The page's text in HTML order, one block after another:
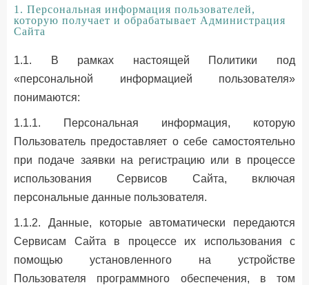
1. Персональная информация пользователей,
которую получает и обрабатывает Администрация
Сайта
1.1. В рамках настоящей Политики под
«персональной информацией пользователя»
понимаются:
1.1.1. Персональная информация, которую
Пользователь предоставляет о себе самостоятельно
при подаче заявки на регистрацию или в процессе
использования Сервисов Сайта, включая
персональные данные пользователя.
1.1.2. Данные, которые автоматически передаются
Сервисам Сайта в процессе их использования с
помощью установленного на устройстве
Пользователя программного обеспечения, в том